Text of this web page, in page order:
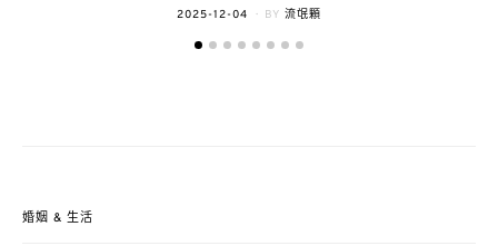
POSTED
2025-12-04 BY 流氓顆
婚姻 & 生活